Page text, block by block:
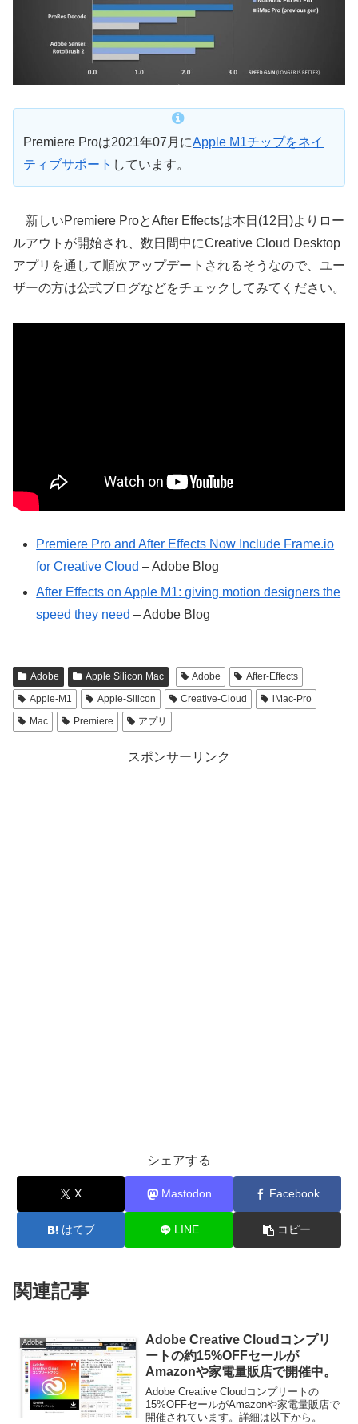
Premiere Proは2021年07月にApple M1チップをネイ
ティブサポート しています。
新しいPremiere ProとAfter Effectsは本日(12日)よりロー
ルアウトが開始され、数日間中にCreative Cloud Desktop
アプリを通して順次アップデートされるそうなので、ユー
ザーの方は公式ブログなどをチェックしてみてください。
Premiere Pro and After Effects Now Include Frame.io
for Creative Cloud – Adobe Blog
After Effects on Apple M1: giving motion designers the
speed they need – Adobe Blog
Adobe Apple Silicon Mac Adobe
After-Effects
Apple-M1
Apple-Silicon Creative-Cloud
iMac-Pro
Mac
Premiere アプリ
スポンサーリンク
シェアする
X Mastodon Facebook
はてブ LINE コピー
関連記事
Adobe
Adobe Creative Cloudコンプリ
ートの約15%OFFセールが
Amazonや家電量販店で開催中。
Adobe Creative Cloudコンプリートの
15%OFFセールがAmazonや家電量販店で
開催されています。詳細は以下から。